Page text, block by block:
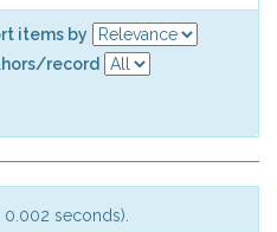
items by
record
0.002 seconds).